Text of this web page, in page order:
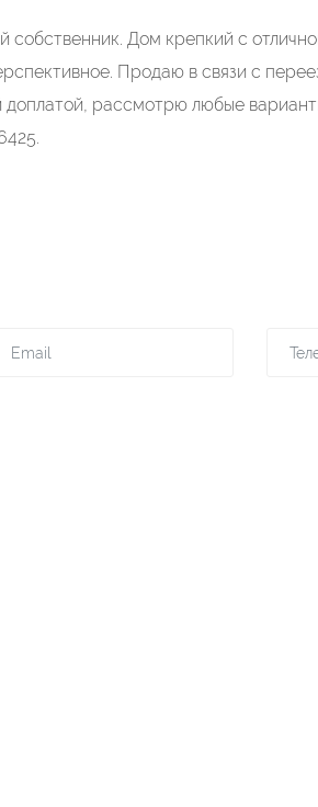
собственник. Дом крепкий с
Продаю в связи с
рассмотрю любые